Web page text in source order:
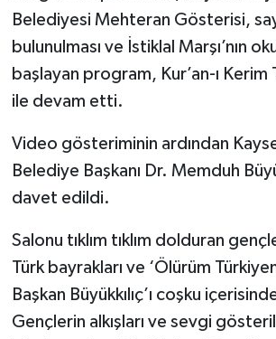
Belediyesi Mehteran Gösterisi,
bulunulması ve İstiklal Marşı’nın
başlayan program, Kur’an-ı
ile devam etti.
Video gösteriminin ardından
Belediye Başkanı Dr. Memduh
davet edildi.
Salonu tıklım tıklım dolduran
Türk bayrakları ve ‘Ölürüm
Başkan Büyükkılıç’ı coşku
Gençlerin alkışları ve sevgi